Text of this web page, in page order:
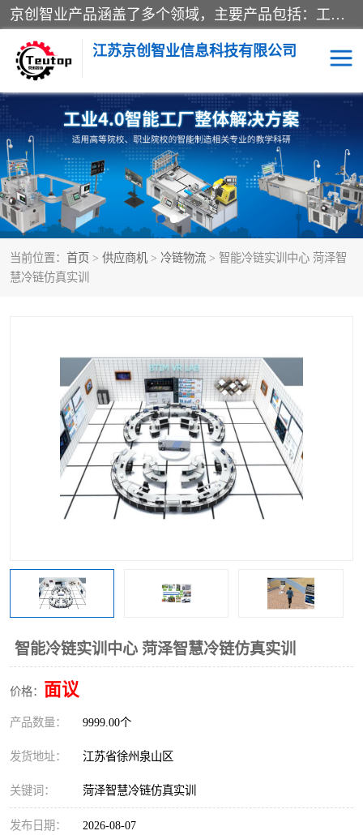
京创智业产品涵盖了多个领域，主要产品包括：工业4.0生产线解决方案，智慧物流综合实训室，教学设备与实验室建设，虚拟仿真实验室等。公司将秉持“创新、执着、诚信、共赢”的理念，以“将服务当作使命”为核心价值观，致力于为客户创造价值，与客户、合作伙伴和员工共同成长。
江苏京创智业信息科技有限公司
当前位置： 首页 > 供应商机 > 冷链物流 > 智能冷链实训中心 菏泽智
慧冷链仿真实训
智能冷链实训中心 菏泽智慧冷链仿真实训
价格： 面议
产品数量： 9999.00个
发货地址： 江苏省徐州泉山区
关键词： 菏泽智慧冷链仿真实训
发布日期： 2026-08-07
VR物流实训 低碳供应链
生产系统仿真 冷链物流
供应链管理 思政
智慧零售实训 智能制造
工业工程实训室